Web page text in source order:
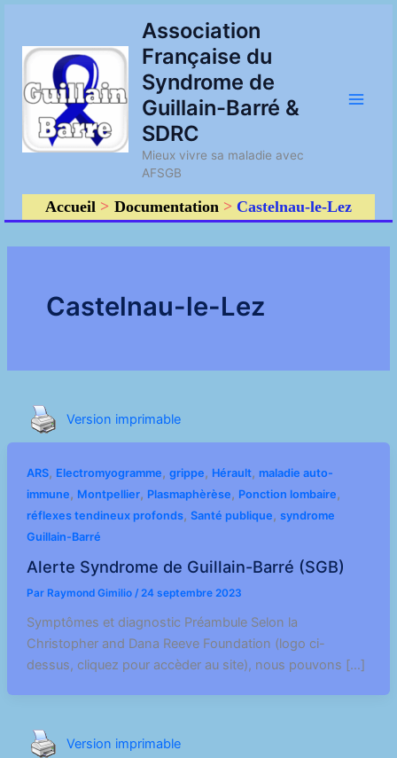
contenu
Association
Française du
Syndrome de
Guillain-Barré &
SDRC
Mieux vivre sa maladie avec
AFSGB
Accueil Documentation Castelnau-le-Lez
Castelnau-le-Lez
Version imprimable
ARS, Electromyogramme, grippe, Hérault, maladie auto-
immune, Montpellier, Plasmaphèrèse, Ponction lombaire,
réflexes tendineux profonds, Santé publique, syndrome
Guillain-Barré
Alerte Syndrome de Guillain-Barré (SGB)
Par Raymond Gimilio / 24 septembre 2023
Symptômes et diagnostic Préambule Selon la
Christopher and Dana Reeve Foundation (logo ci-
dessus, cliquez pour accèder au site), nous pouvons […]
Version imprimable